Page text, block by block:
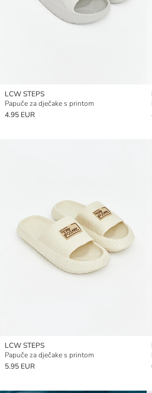
LCW STEPS
Papuče za dječake s printom
4.95 EUR
LCW STEPS
Papuče za dječake s printom
5.95 EUR